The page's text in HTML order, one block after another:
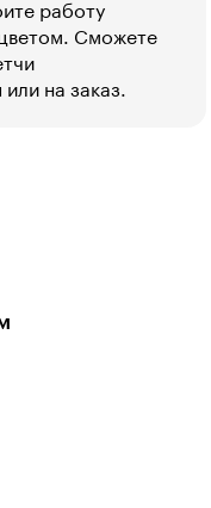
работу
Сможете
или на заказ.